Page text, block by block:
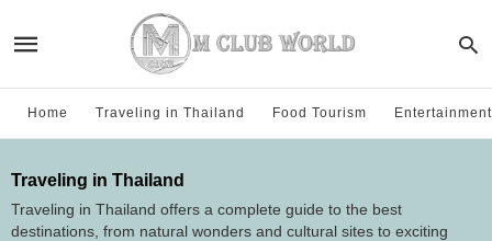
Home Traveling in Thailand Food Tourism Entertainment
Traveling in Thailand
Traveling in Thailand offers a complete guide to the best
destinations, from natural wonders and cultural sites to exciting